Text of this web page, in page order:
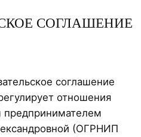
СОГЛАШЕНИЕ
соглашение
отношения
(ОГРНИП